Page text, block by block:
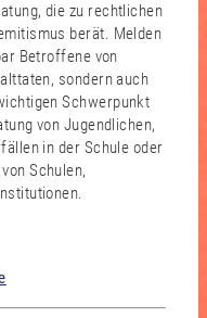
die zu rechtlichen
berät. Melden
Betroffene von
sondern auch
Schwerpunkt
von Jugendlichen,
in der Schule oder
Schulen,